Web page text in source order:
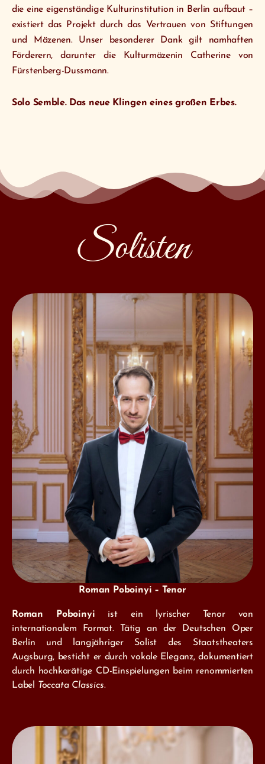
die eine eigenständige Kulturinstitution in Berlin aufbaut –
existiert das Projekt durch das Vertrauen von Stiftungen
und Mäzenen. Unser besonderer Dank gilt namhaften
Förderern, darunter die Kulturmäzenin Catherine von
Fürstenberg-Dussmann.
Solo Semble. Das neue Klingen eines großen Erbes.
Solisten
Roman Poboinyi – Tenor
Roman Poboinyi ist ein lyrischer Tenor von
internationalem Format. Tätig an der Deutschen Oper
Berlin und langjähriger Solist des Staatstheaters
Augsburg, besticht er durch vokale Eleganz, dokumentiert
durch hochkarätige CD-Einspielungen beim renommierten
Label
Toccata Classics.